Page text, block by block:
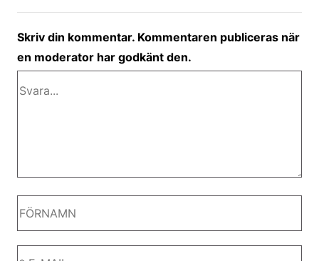
Skriv din kommentar. Kommentaren publiceras när
en moderator har godkänt den.